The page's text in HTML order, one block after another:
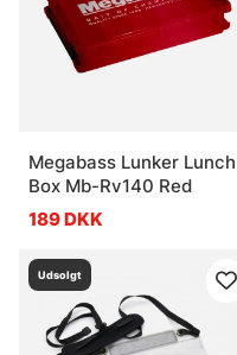
Megabass Lunker Lunch
Box Mb-Rv140 Red
189 DKK
Udsolgt